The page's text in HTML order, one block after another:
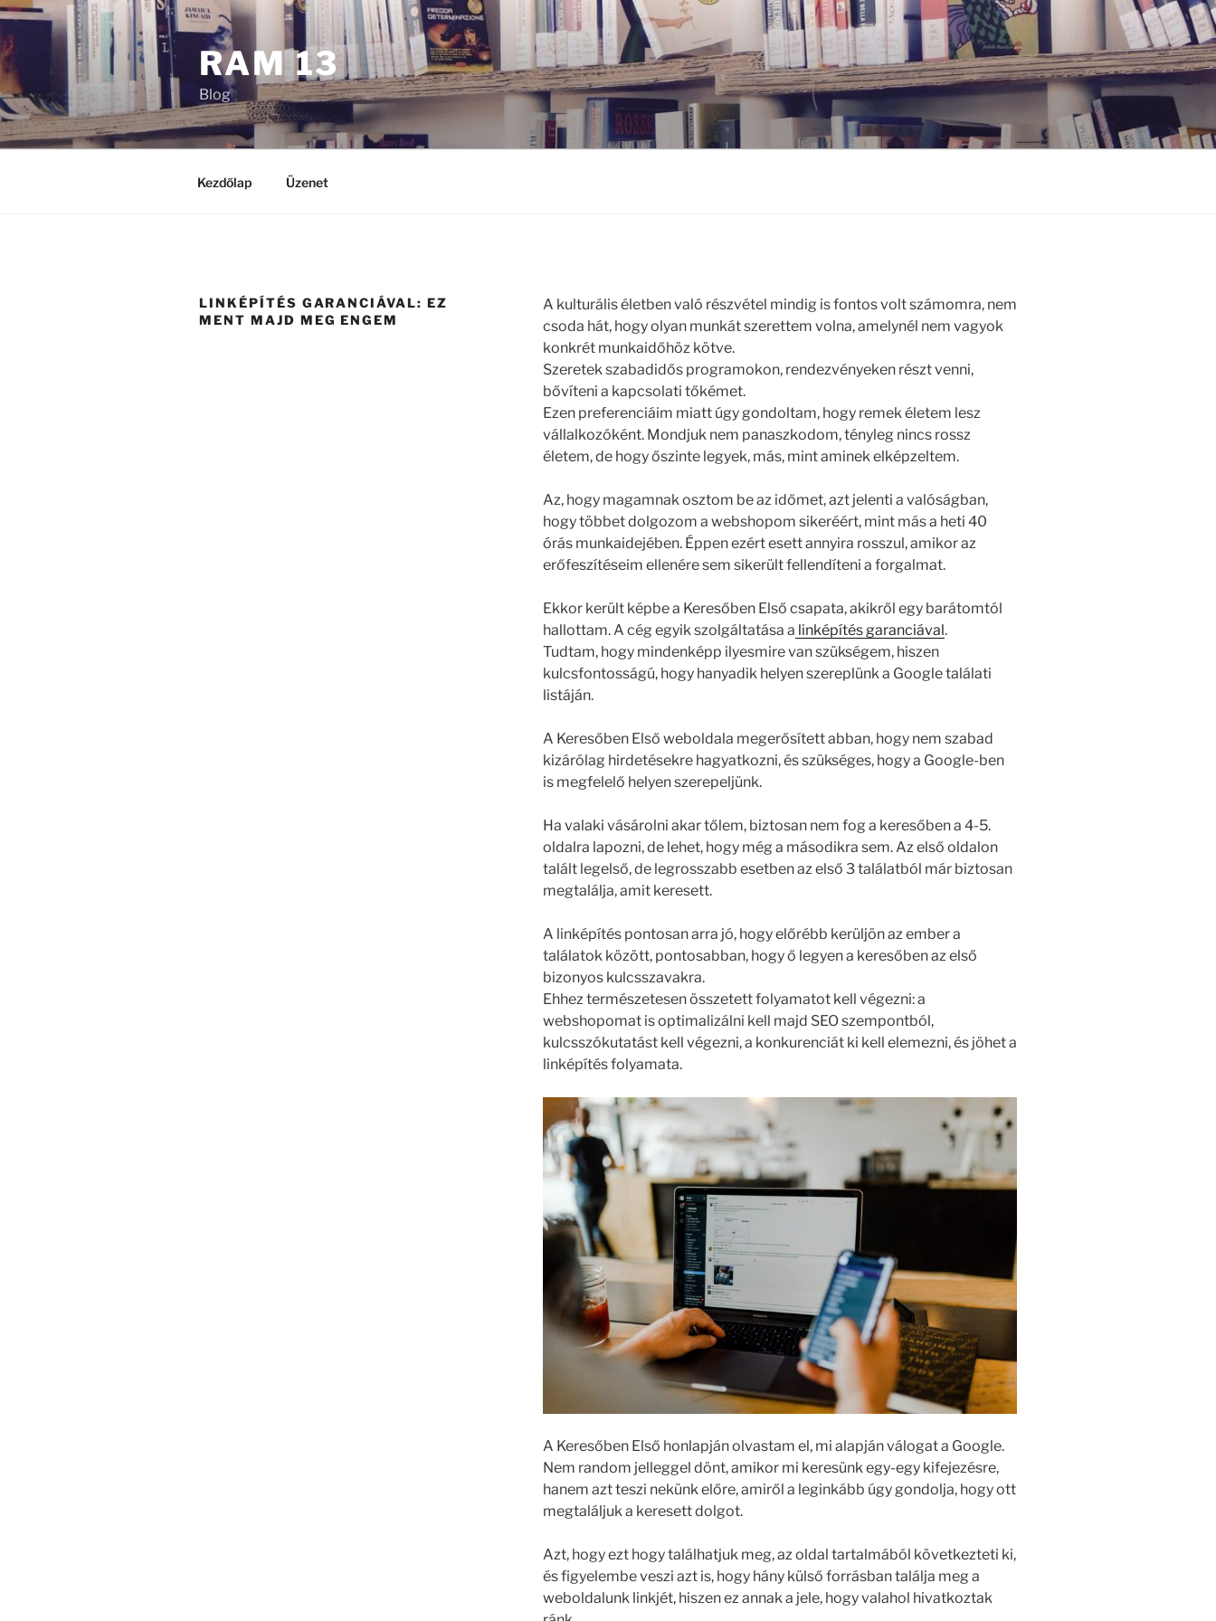
Tartalomhoz
RAM 13
Blog
Kezdőlap Üzenet
LINKÉPÍTÉS GARANCIÁVAL: EZ
MENT MAJD MEG ENGEM
A kulturális életben való részvétel mindig is fontos volt számomra, nem
csoda hát, hogy olyan munkát szerettem volna, amelynél nem vagyok
konkrét munkaidőhöz kötve.
Szeretek szabadidős programokon, rendezvényeken részt venni,
bővíteni a kapcsolati tőkémet.
Ezen preferenciáim miatt úgy gondoltam, hogy remek életem lesz
vállalkozóként. Mondjuk nem panaszkodom, tényleg nincs rossz
életem, de hogy őszinte legyek, más, mint aminek elképzeltem.
Az, hogy magamnak osztom be az időmet, azt jelenti a valóságban,
hogy többet dolgozom a webshopom sikeréért, mint más a heti 40
órás munkaidejében. Éppen ezért esett annyira rosszul, amikor az
erőfeszítéseim ellenére sem sikerült fellendíteni a forgalmat.
Ekkor került képbe a Keresőben Első csapata, akikről egy barátomtól
hallottam. A cég egyik szolgáltatása a linképítés garanciával.
Tudtam, hogy mindenképp ilyesmire van szükségem, hiszen
kulcsfontosságú, hogy hanyadik helyen szereplünk a Google találati
listáján.
A Keresőben Első weboldala megerősített abban, hogy nem szabad
kizárólag hirdetésekre hagyatkozni, és szükséges, hogy a Google-ben
is megfelelő helyen szerepeljünk.
Ha valaki vásárolni akar tőlem, biztosan nem fog a keresőben a 4-5.
oldalra lapozni, de lehet, hogy még a másodikra sem. Az első oldalon
talált legelső, de legrosszabb esetben az első 3 találatból már biztosan
megtalálja, amit keresett.
A linképítés pontosan arra jó, hogy előrébb kerüljön az ember a
találatok között, pontosabban, hogy ő legyen a keresőben az első
bizonyos kulcsszavakra.
Ehhez természetesen összetett folyamatot kell végezni: a
webshopomat is optimalizálni kell majd SEO szempontból,
kulcsszókutatást kell végezni, a konkurenciát ki kell elemezni, és jöhet a
linképítés folyamata.
A Keresőben Első honlapján olvastam el, mi alapján válogat a Google.
Nem random jelleggel dönt, amikor mi keresünk egy-egy kifejezésre,
hanem azt teszi nekünk előre, amiről a leginkább úgy gondolja, hogy ott
megtaláljuk a keresett dolgot.
Azt, hogy ezt hogy találhatjuk meg, az oldal tartalmából következteti ki,
és figyelembe veszi azt is, hogy hány külső forrásban találja meg a
weboldalunk linkjét, hiszen ez annak a jele, hogy valahol hivatkoztak